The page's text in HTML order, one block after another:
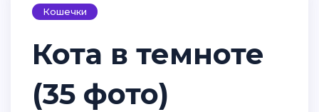
Кошечки
Кота в темноте
(35 фото)